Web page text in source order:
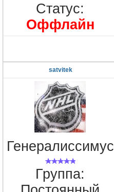
Статус:
Оффлайн
satvitek
Генералиссимус
Группа: